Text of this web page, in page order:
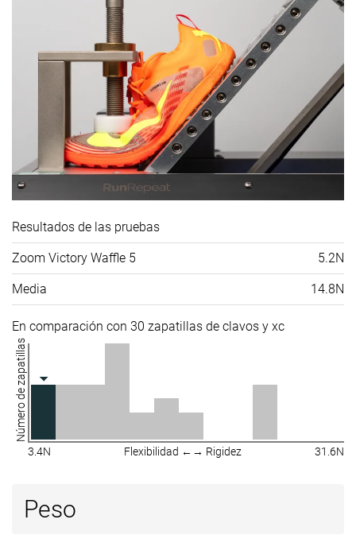
Resultados de las pruebas
Zoom Victory Waffle 5 5.2N
Media 14.8N
En comparación con 30 zapatillas de clavos y xc
Número de zapatillas
3.4N Flexibilidad ←→ Rigidez 31.6N
Peso